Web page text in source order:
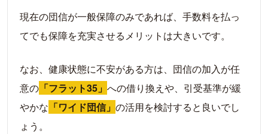
現在の団信が一般保障のみであれば、手数料を払っ
てでも保障を充実させるメリットは大きいです。
なお、健康状態に不安がある方は、団信の加入が任
意の 「フラット35」 への借り換えや、引受基準が緩
やかな 「ワイド団信」 の活用を検討すると良いでし
ょう。